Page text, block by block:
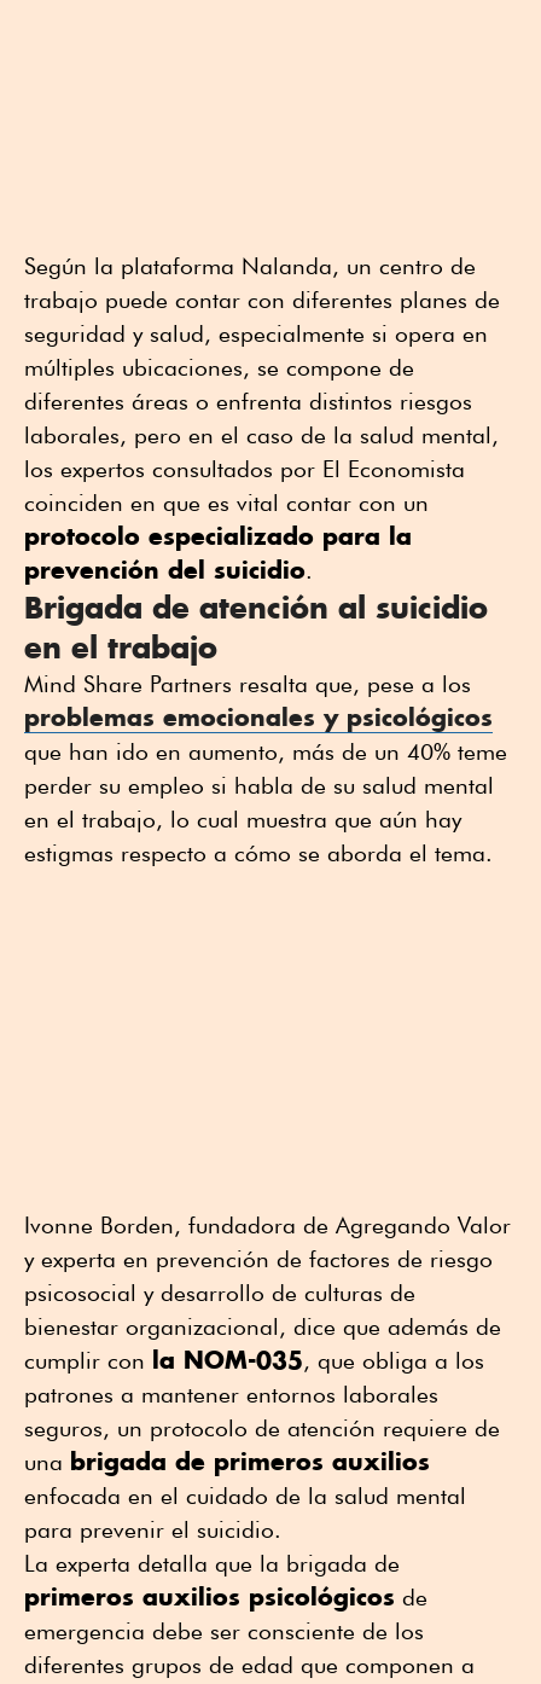
Según la plataforma Nalanda, un centro de
trabajo puede contar con diferentes planes de
seguridad y salud, especialmente si opera en
múltiples ubicaciones, se compone de
diferentes áreas o enfrenta distintos riesgos
laborales, pero en el caso de la salud mental,
los expertos consultados por El Economista
coinciden en que es vital contar con un
protocolo especializado para la
prevención del suicidio.
Brigada de atención al suicidio
en el trabajo
Mind Share Partners resalta que, pese a los
problemas emocionales y psicológicos
que han ido en aumento, más de un 40% teme
perder su empleo si habla de su salud mental
en el trabajo, lo cual muestra que aún hay
estigmas respecto a cómo se aborda el tema.
Ivonne Borden, fundadora de Agregando Valor
y experta en prevención de factores de riesgo
psicosocial y desarrollo de culturas de
bienestar organizacional, dice que además de
cumplir con la NOM-035, que obliga a los
patrones a mantener entornos laborales
seguros, un protocolo de atención requiere de
una brigada de primeros auxilios
enfocada en el cuidado de la salud mental
para prevenir el suicidio.
La experta detalla que la brigada de
primeros auxilios psicológicos de
emergencia debe ser consciente de los
diferentes grupos de edad que componen a